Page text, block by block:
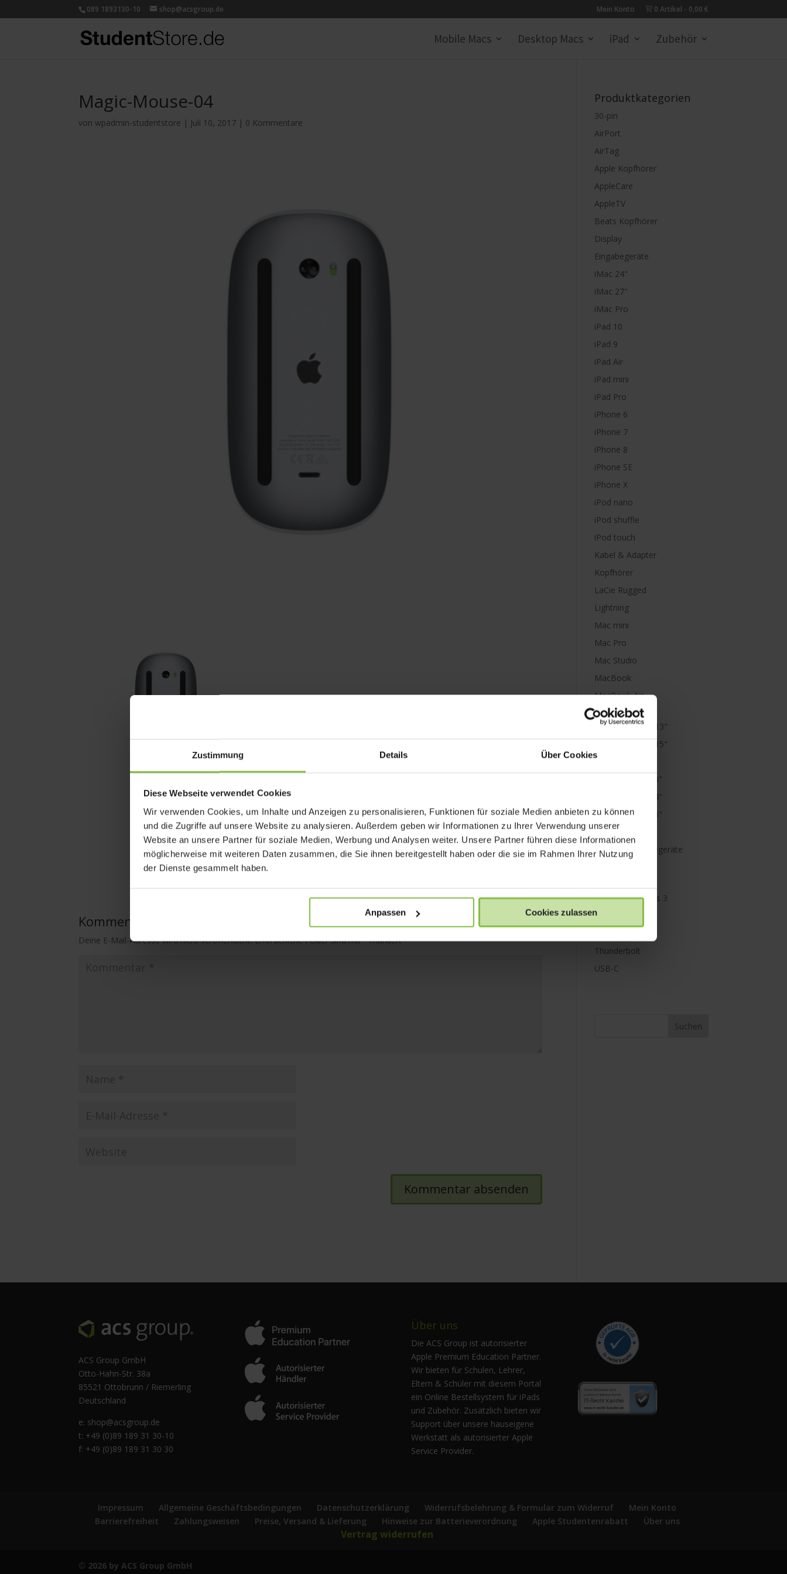
Zustimmung Details Über Cookies
Diese Webseite verwendet Cookies
Wir verwenden Cookies, um Inhalte und Anzeigen zu personalisieren, Funktionen für soziale Medien anbieten zu können
und die Zugriffe auf unsere Website zu analysieren. Außerdem geben wir Informationen zu Ihrer Verwendung unserer
Website an unsere Partner für soziale Medien, Werbung und Analysen weiter. Unsere Partner führen diese Informationen
möglicherweise mit weiteren Daten zusammen, die Sie ihnen bereitgestellt haben oder die sie im Rahmen Ihrer Nutzung
der Dienste gesammelt haben.
Anpassen Cookies zulassen
089 1893130-10 shop@acsgroup.de Mein Konto 0 Artikel 0,00 €
Mobile Macs Desktop Macs iPad Zubehör
Magic-Mouse-04
vonwpadmin-studentstore | Juli 10, 2017 | 0 Kommentare
Kommentar absenden
Deine E-Mail-Adresse wird nicht veröffentlicht. Erforderliche Felder sind mit*markiert
Produktkategorien
30-pin
AirPort
AirTag
Apple Kopfhörer
AppleCare
AppleTV
Beats Kopfhörer
Display
Eingabegeräte
iMac 24"
iMac 27"
iMac Pro
iPad 10
iPad 9
iPad Air
iPad mini
iPad Pro
iPhone 6
iPhone 7
iPhone 8
iPhone SE
iPhone X
iPod nano
iPod shuffle
iPod touch
Kabel & Adapter
Kopfhörer
LaCie Rugged
Lightning
Mac mini
Mac Pro
Mac Studio
MacBook
MacBook Air
M1
MacBook Air 13"
MacBook Air 15"
MacBook Neo
MacBook Pro 13"
MacBook Pro 14"
MacBook Pro 16"
Mini Displayport
Netzteile & Ladegeräte
PowerBank
Promise Pegasus 3
Schutz
Thunderbolt
USB-C
ACS Group GmbH
Otto-Hahn-Str. 38a
85521 Ottobrunn / Riemerling
Deutschland
e: shop@acsgroup.de
t: +49 (0)89 189 31 30-10
f: +49 (0)89 189 31 30 30
Über uns
Die ACS Group ist autorisierter
Apple Premium Education Partner.
Wir bieten für Schulen, Lehrer,
Eltern & Schüler mit diesem Portal
ein Online Bestellsystem für iPads
und Zubehör. Zusätzlich bieten wir
Support über unsere hauseigene
Werkstatt als autorisierter Apple
Service Provider.
Impressum Allgemeine Geschäftsbedingungen Datenschutzerklärung Widerrufsbelehrung & Formular zum Widerruf
Mein Konto
Barrierefreiheit
Zahlungsweisen Preise, Versand & Lieferung Hinweise zur Batterieverordnung Apple Studentenrabatt Über uns
Vertrag widerrufen
© 2026 by ACS Group GmbH